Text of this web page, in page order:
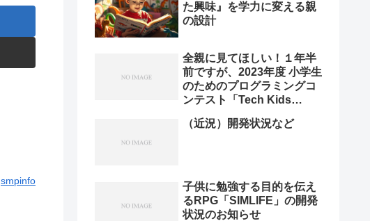
smpinfo
た興味』を学力に変える親
の設計
全親に見てほしい！１年半
前ですが、2023年度 小学生
のためのプログラミングコ
ンテスト「Tech Kids
勝プレゼン動画を紹介。プ
（近況）開発状況など
子供に勉強する目的を伝え
るRPG「SIMLIFE」の開発
状況のお知らせ